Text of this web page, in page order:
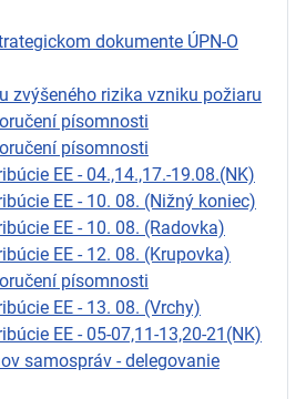
dokumente ÚPN-O
zvýšeného rizika vzniku požiaru
písomnosti
písomnosti
EE - 04.,14.,17.-19.08.(NK)
EE - 10. 08. (Nižný koniec)
EE - 10. 08. (Radovka)
EE - 12. 08. (Krupovka)
písomnosti
EE - 13. 08. (Vrchy)
EE - 05-07,11-13,20-21(NK)
samospráv - delegovanie